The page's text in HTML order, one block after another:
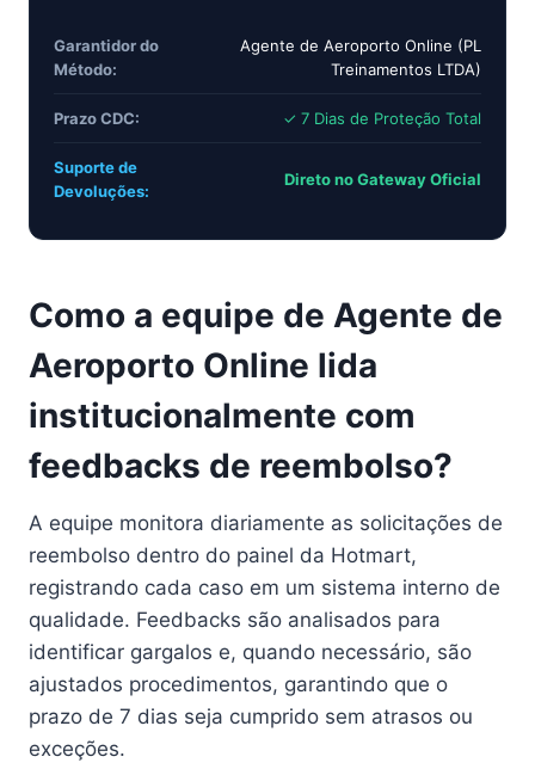
Garantidor do
Método:
Agente de Aeroporto Online (PL
Treinamentos LTDA)
Prazo CDC: ✓ 7 Dias de Proteção Total
Suporte de
Devoluções:
Direto no Gateway Oficial
Como a equipe de Agente de
Aeroporto Online lida
institucionalmente com
feedbacks de reembolso?
A equipe monitora diariamente as solicitações de
reembolso dentro do painel da Hotmart,
registrando cada caso em um sistema interno de
qualidade. Feedbacks são analisados para
identificar gargalos e, quando necessário, são
ajustados procedimentos, garantindo que o
prazo de 7 dias seja cumprido sem atrasos ou
exceções.